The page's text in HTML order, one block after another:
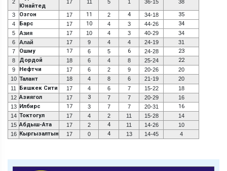
2
Юнайтед
17 11 5 1 36-15 38
3 Озгон 17 11 2 4 34-18 35
4 Барс 17 10 4 3 44-26 34
5 Азия 17 10 4 3 40-29
34
6
Алай 17 9 4 4 24-19
31
7
Ошму 17 6 5 6 24-28 23
8 Дордой 18 6 4 8 25-24 22
9 Нефтчи 17 6 2 9 20-26
20
10 Талант 18 4 8 6 21-19
20
11
Бишкек Сити 17 4 6 7 15-22
18
12 Азиягол 17 3 7 7 20-29
16
13
Илбирс 17 3 7 7 20-31 16
14 Токтогул 17 4 2 11 15-28
14
15 Абдыш-Ата 17 2 4 11 14-26
10
16
Кыргызалтын 17 0 4 13 14-45 4